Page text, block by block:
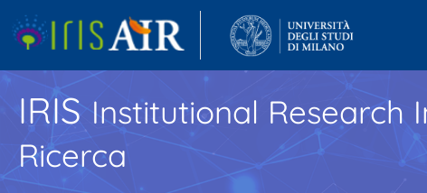
IRISInstitutional Research
Ricerca